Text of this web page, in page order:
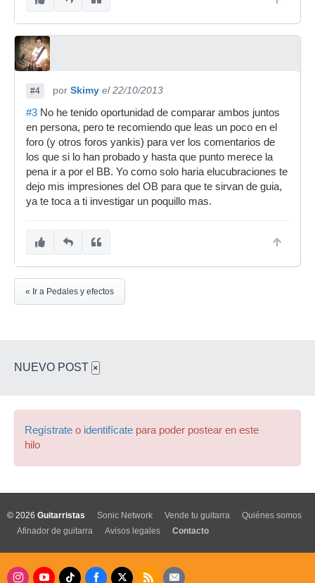
#4 por Skimy el 22/10/2013
#3 No he tenido oportunidad de comparar ambos juntos
en persona, pero te recomiendo que leas un poco en el
foro (y otros foros yankis) para ver los comentarios de
los que si lo han probado y hasta que punto merece la
pena ir a por el BB. Yo como solo haria elucubraciones te
dejo mis impresiones del OB para que te sirvan de guia,
ya te toca a ti investigar un poquillo mas.
« Ir a Pedales y efectos
NUEVO POST ×
Regístrate o identifícate para poder postear en este
hilo
© 2026 Guitarristas Sonic Network Vende tu guitarra
Quiénes somos
Afinador de guitarra
Avisos legales Contacto